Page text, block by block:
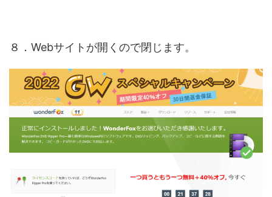
８．Webサイトが開くので閉じます。